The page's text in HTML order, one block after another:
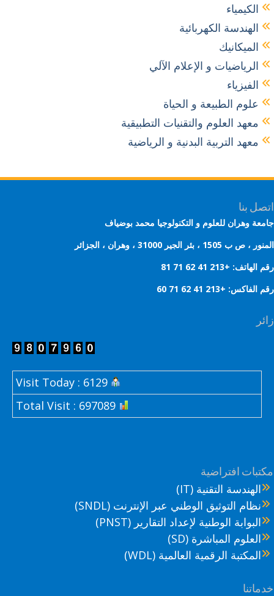
الكيمياء
الهندسة الكهربائية
الميكانيك
الرياضيات و الإعلام الآلي
الفيزياء
علوم الطبيعة و الحياة
معهد العلوم والتقنيات التطبيقية
معهد التربية البدنية و الرياضية
بنا
وهران للعلوم و التكنولوجيا محمد بوضياف
1505 ، بئر الجير 31000 ، وهران ، الجزائر
+213 41 62 71 81
+213 41 62 71 60
Visit Today : 6129
Total Visit : 697089
افتراضية
الهندسة التقنية (IT)
نظام التوثيق الوطني عبر الإنترنت (SNDL)
البوابة الوطنية لإعداد التقارير (PNST)
العلوم المباشرة (SD)
المكتبة الرقمية العالمية (WDL)